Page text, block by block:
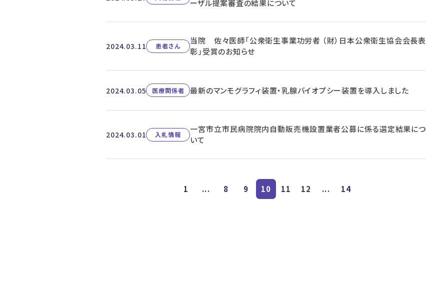
ーザル提案審査の結果について
2024.03.11 患者さん
当院 佐々医師「公衆衛生事業功労者 （財）日本公衆衛生協会会長表
彰」受賞のお知らせ
2024.03.05 医療関係者 最新のマンモグラフィ装置・乳腺バイオプシー装置を導入しました
2024.03.01 入札情報
一宮市立市民病院院内自動販売機設置業者公募に係る選定結果につ
いて
1 ... 8 9 10 11 12 ... 14